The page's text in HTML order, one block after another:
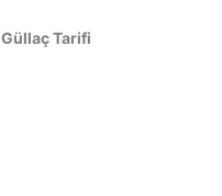
Güllaç Tarifi